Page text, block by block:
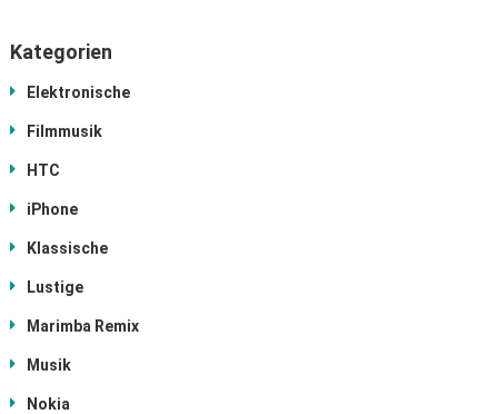
Kategorien
Elektronische
Filmmusik
HTC
iPhone
Klassische
Lustige
Marimba Remix
Musik
Nokia